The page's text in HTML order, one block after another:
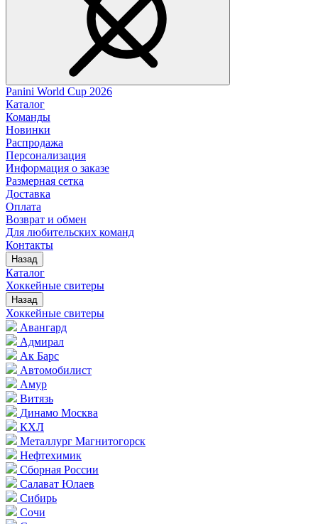
Panini World Cup 2026
Каталог
Команды
Новинки
Распродажа
Персонализация
Информация о заказе
Размерная сетка
Доставка
Оплата
Возврат и обмен
Для любительских команд
Контакты
Назад
Каталог
Хоккейные свитеры
Назад
Хоккейные свитеры
Авангард
Адмирал
Ак Барс
Автомобилист
Амур
Витязь
Динамо Москва
КХЛ
Металлург Магнитогорск
Нефтехимик
Сборная России
Салават Юлаев
Сибирь
Сочи